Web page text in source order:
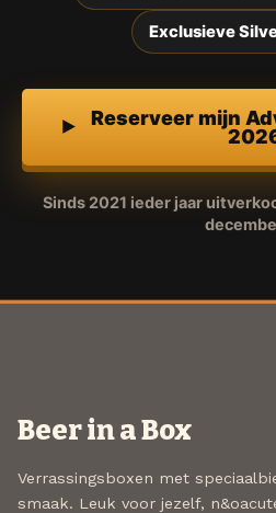
Exclusieve
Reserveer mijn
Sinds 2021 ieder jaar
Beer in a Box
Verrassingsboxen met
smaak. Leuk voor jezelf,